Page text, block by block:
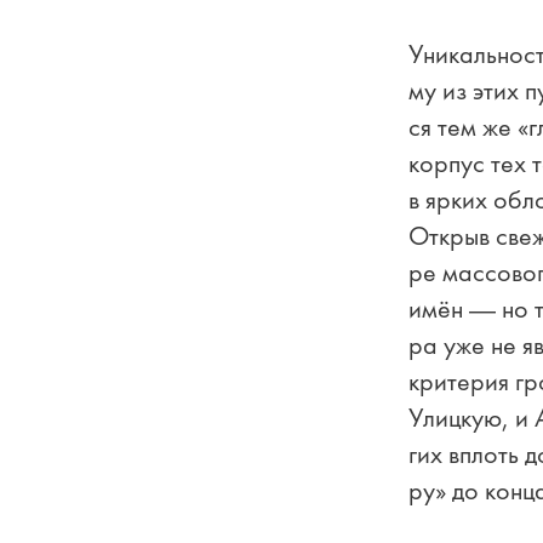
му из этих
ся тем же
кор­пус тех
в яр­ких
От­крыв
ре
имён — но
ра уже не
кри­те­рия
Улиц­кую, и
гих вплоть
ру» до